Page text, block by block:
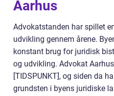
Aarhus
Advokatstanden har spillet
udvikling gennem årene.
konstant brug for juridisk
og udvikling. Advokat
[TIDSPUNKT], og siden da
grundsten i byens juridiske